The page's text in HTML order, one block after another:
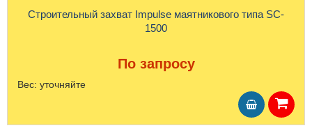
Строительный захват Impulse маятникового типа SC-
1500
По запросу
Вес: уточняйте